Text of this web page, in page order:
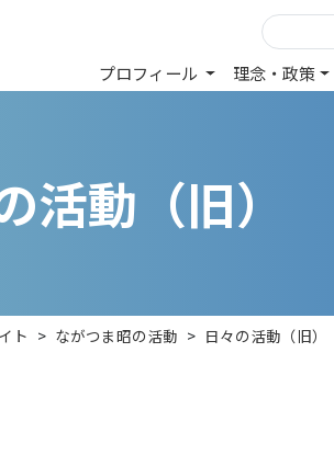
プロフィール 理念・政策
活動 （旧）
ト > ながつま昭の活動 > 日々の活動（旧）